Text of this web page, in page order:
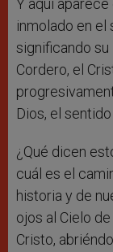
Y aquí
inmolado en el
significando su
Cordero, el
Dios, el
¿Qué dicen
cuál es el
historia y de
ojos al Cielo
Cristo,